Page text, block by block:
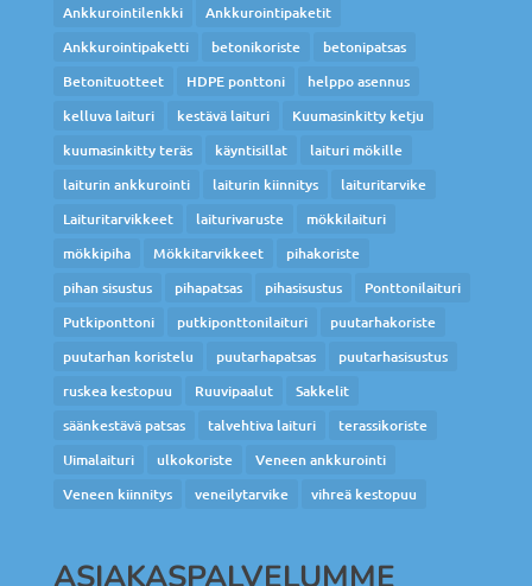
Ankkurointilenkki
Ankkurointipaketit
Ankkurointipaketti
betonikoriste
betonipatsas
Betonituotteet
HDPE ponttoni
helppo asennus
kelluva laituri
kestävä laituri
Kuumasinkitty ketju
kuumasinkitty teräs
käyntisillat
laituri mökille
laiturin ankkurointi
laiturin kiinnitys
laituritarvike
Laituritarvikkeet
laiturivaruste
mökkilaituri
mökkipiha
Mökkitarvikkeet
pihakoriste
pihan sisustus
pihapatsas pihasisustus
Ponttonilaituri
Putkiponttoni
putkiponttonilaituri
puutarhakoriste
puutarhan koristelu
puutarhapatsas
puutarhasisustus
ruskea kestopuu
Ruuvipaalut
Sakkelit
säänkestävä patsas
talvehtiva laituri
terassikoriste
Uimalaituri
ulkokoriste
Veneen ankkurointi
Veneen kiinnitys
veneilytarvike vihreä kestopuu
ASIAKASPALVELUMME